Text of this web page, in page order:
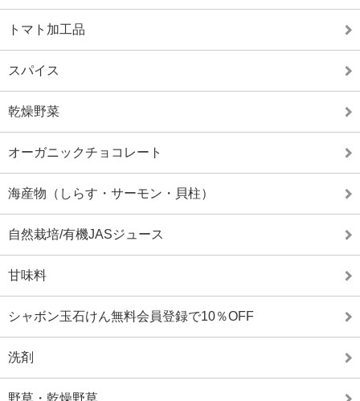
トマト加工品
スパイス
乾燥野菜
オーガニックチョコレート
海産物（しらす・サーモン・貝柱）
自然栽培/有機JASジュース
甘味料
シャボン玉石けん無料会員登録で10％OFF
洗剤
野草・乾燥野草